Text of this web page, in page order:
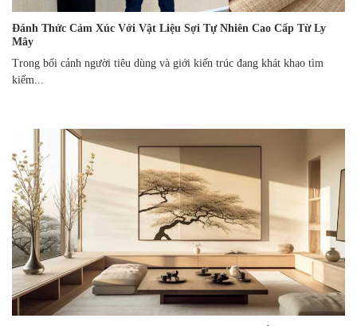
Đánh Thức Cảm Xúc Với Vật Liệu Sợi Tự Nhiên Cao Cấp Từ Ly
Mây
Trong bối cảnh người tiêu dùng và giới kiến trúc đang khát khao tìm
kiếm...